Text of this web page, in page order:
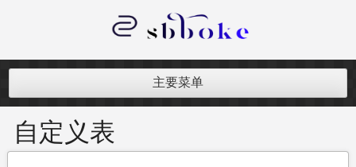
内
记录跨境电商独立站开发遇到的点点
主要菜单
自定义表